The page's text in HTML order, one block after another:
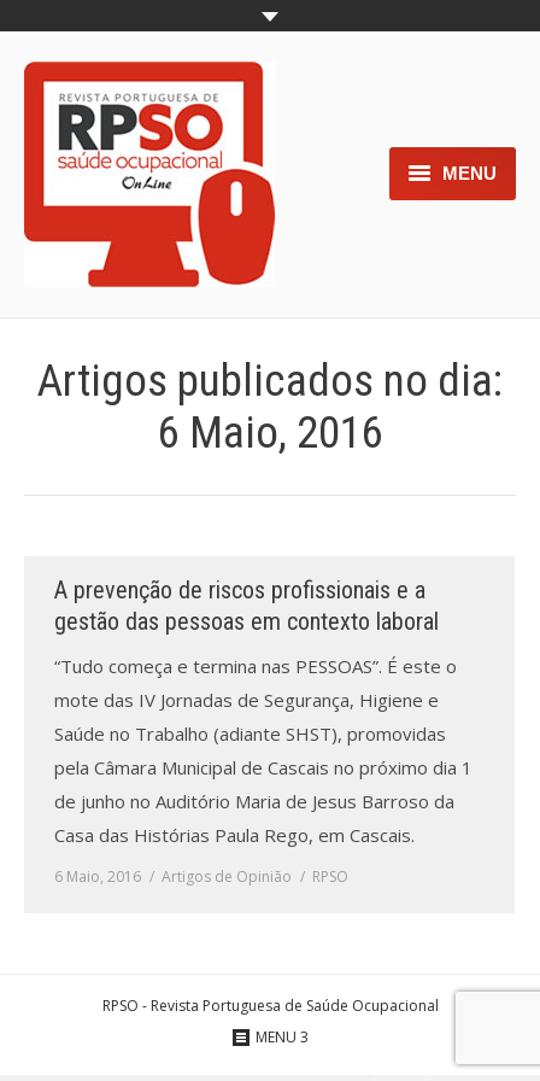
MENU
Home
Normas para os autores
Processo de submissão
Formação Profissional
Bolsa de emprego (oferta/
procura)
Sugestões para os Leitores
Artigos recentes
Artigos publicados no dia:
6 Maio, 2016
A prevenção de riscos profissionais e a
gestão das pessoas em contexto laboral
“Tudo começa e termina nas PESSOAS”. É este o
mote das IV Jornadas de Segurança, Higiene e
Saúde no Trabalho (adiante SHST), promovidas
pela Câmara Municipal de Cascais no próximo dia 1
de junho no Auditório Maria de Jesus Barroso da
Casa das Histórias Paula Rego, em Cascais.
6 Maio, 2016 Artigos de Opinião RPSO
RPSO - Revista Portuguesa de Saúde Ocupacional
MENU 3